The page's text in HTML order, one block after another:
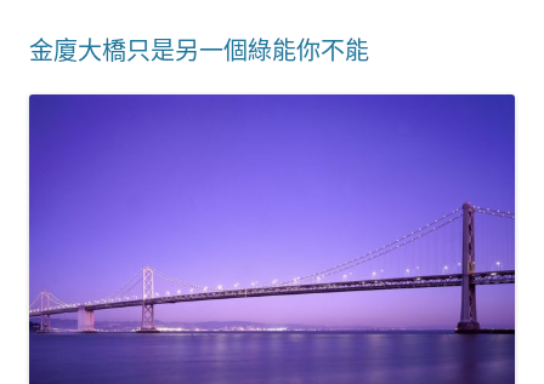
金廈大橋只是另一個綠能你不能